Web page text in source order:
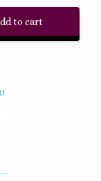
to cart